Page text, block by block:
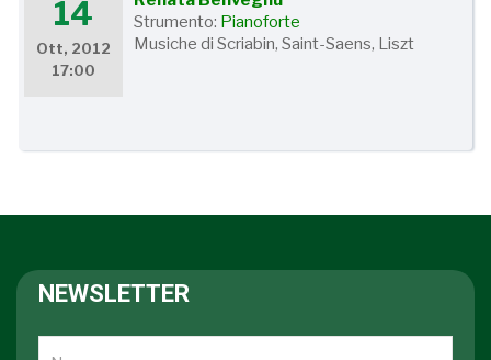
14
Ott, 2012
17:00
Strumento: Pianoforte
Musiche di Scriabin, Saint-Saens, Liszt
NEWSLETTER